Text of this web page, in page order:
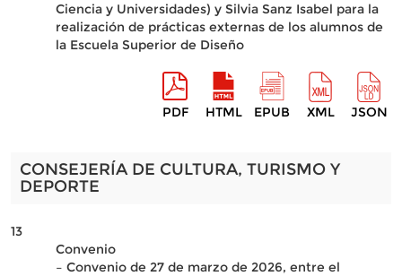
Ciencia y Universidades) y Silvia Sanz Isabel para la
realización de prácticas externas de los alumnos de
la Escuela Superior de Diseño
PDF HTML EPUB XML JSON
CONSEJERÍA DE CULTURA, TURISMO Y
DEPORTE
13
Convenio
– Convenio de 27 de marzo de 2026, entre el